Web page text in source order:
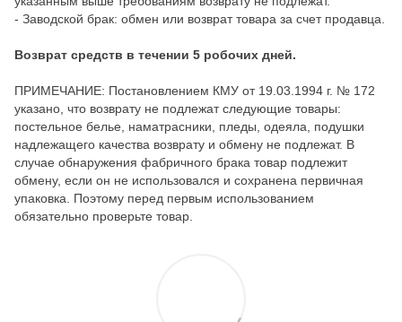
- Заводской брак: обмен или возврат товара за счет продавца.
Возврат средств в течении 5 робочих дней.
ПРИМЕЧАНИЕ: Постановлением КМУ от 19.03.1994 г. № 172
указано, что возврату не подлежат следующие товары:
постельное белье, наматрасники, пледы, одеяла, подушки
надлежащего качества возврату и обмену не подлежат. В
случае обнаружения фабричного брака товар подлежит
обмену, если он не использовался и сохранена первичная
упаковка. Поэтому перед первым использованием
обязательно проверьте товар.